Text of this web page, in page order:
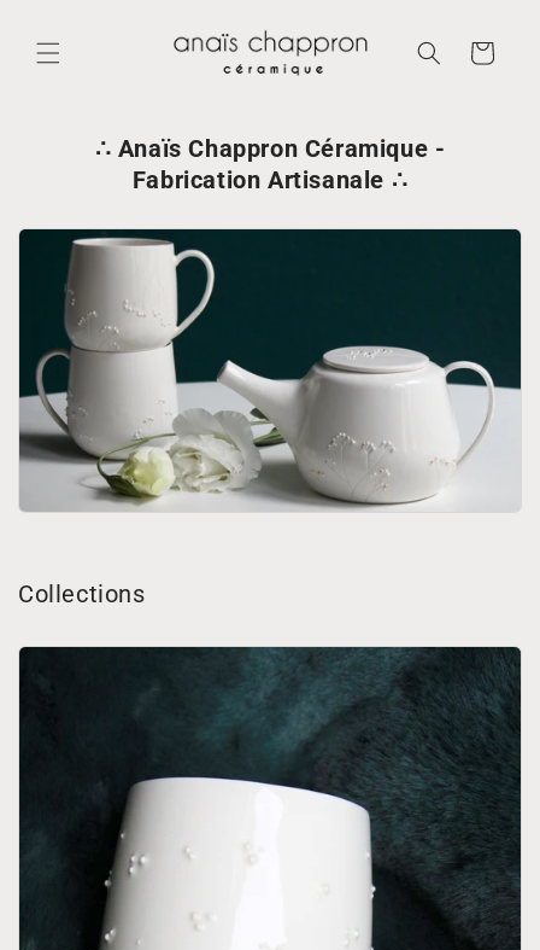
au
contenu
Panier
∴ Anaïs Chappron Céramique -
Fabrication Artisanale ∴
Collections